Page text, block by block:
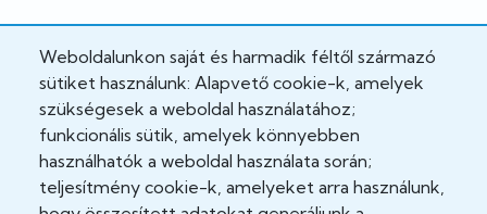
Hivatalos
Adatkezelési tájékoztató
Adatvédelmi tisztviselő
Akadálymentesítési nyilatkozat
Weboldalunkon saját és harmadik féltől származó
sütiket használunk: Alapvető cookie-k, amelyek
szükségesek a weboldal használatához;
funkcionális sütik, amelyek könnyebben
használhatók a weboldal használata során;
teljesítmény cookie-k, amelyeket arra használunk,